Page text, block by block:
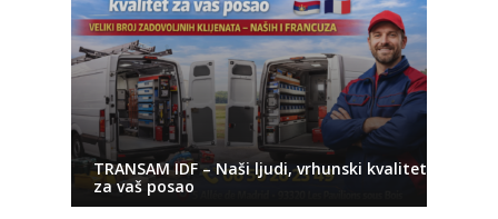
TRANSAM IDF – Naši ljudi, vrhunski kvalitet
za vaš posao